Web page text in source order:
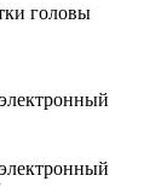
головы